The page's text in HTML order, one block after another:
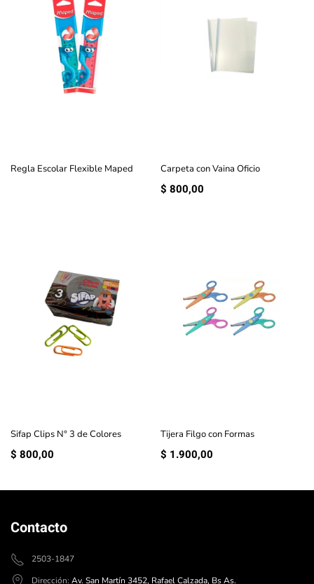
Regla Escolar Flexible Maped Carpeta con Vaina Oficio
$ 800,00
Sifap Clips N° 3 de Colores
$ 800,00
Tijera Filgo con Formas
$ 1.900,00
Contacto
2503-1847
Dirección: Av. San Martín 3452, Rafael Calzada, Bs As.